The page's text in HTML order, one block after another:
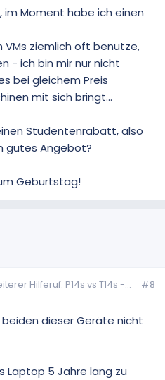
im Moment habe ich einen
VMs ziemlich oft benutze,
- ich bin mir nur nicht
bei gleichem Preis
mit sich bringt...
Studentenrabatt, also
gutes Angebot?
Geburtstag!
Hilferuf: P14s vs T14s -... #8
dieser Geräte nicht
Laptop 5 Jahre lang zu